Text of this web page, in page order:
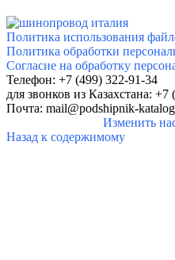
Политика использования
Политика обработки
Согласие на обработку
Телефон: +7 (499) 322-91-34
для звонков из Казахстана: +7
Почта: mail@podshipnik-
Изменить
Назад к содержимому